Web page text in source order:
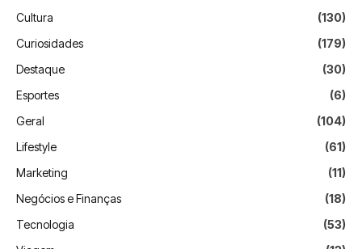
Cultura
(130)
Curiosidades
(179)
Destaque
(30)
Esportes
(6)
Geral
(104)
Lifestyle
(61)
Marketing
(11)
Negócios e Finanças
(18)
Tecnologia
(53)